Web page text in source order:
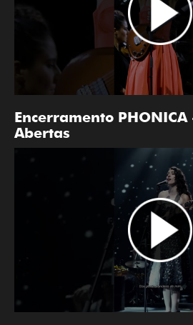
Encerramento PHONICA
Abertas